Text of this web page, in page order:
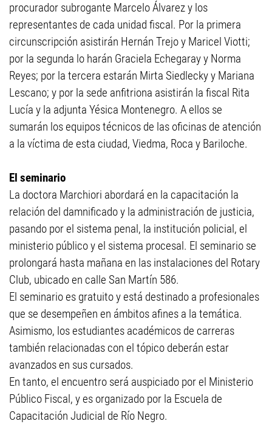
procurador subrogante Marcelo Álvarez y los
representantes de cada unidad fiscal. Por la primera
circunscripción asistirán Hernán Trejo y Maricel Viotti;
por la segunda lo harán Graciela Echegaray y Norma
Reyes; por la tercera estarán Mirta Siedlecky y Mariana
Lescano; y por la sede anfitriona asistirán la fiscal Rita
Lucía y la adjunta Yésica Montenegro. A ellos se
sumarán los equipos técnicos de las oficinas de atención
a la víctima de esta ciudad, Viedma, Roca y Bariloche.
El seminario
La doctora Marchiori abordará en la capacitación la
relación del damnificado y la administración de justicia,
pasando por el sistema penal, la institución policial, el
ministerio público y el sistema procesal. El seminario se
prolongará hasta mañana en las instalaciones del Rotary
Club, ubicado en calle San Martín 586.
El seminario es gratuito y está destinado a profesionales
que se desempeñen en ámbitos afines a la temática.
Asimismo, los estudiantes académicos de carreras
también relacionadas con el tópico deberán estar
avanzados en sus cursados.
En tanto, el encuentro será auspiciado por el Ministerio
Público Fiscal, y es organizado por la Escuela de
Capacitación Judicial de Río Negro.